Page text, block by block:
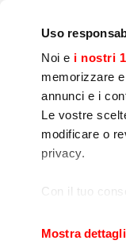
Uso
Noi e i nostri
memorizzare
annunci e i
Le vostre
modificare o
privacy.
Con il tuo
Mostra dettagli
Kook